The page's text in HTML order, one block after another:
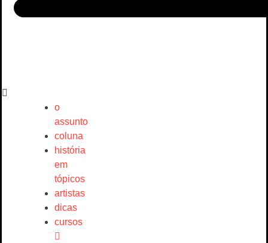
o
assunto
coluna
história
em
tópicos
artistas
dicas
cursos